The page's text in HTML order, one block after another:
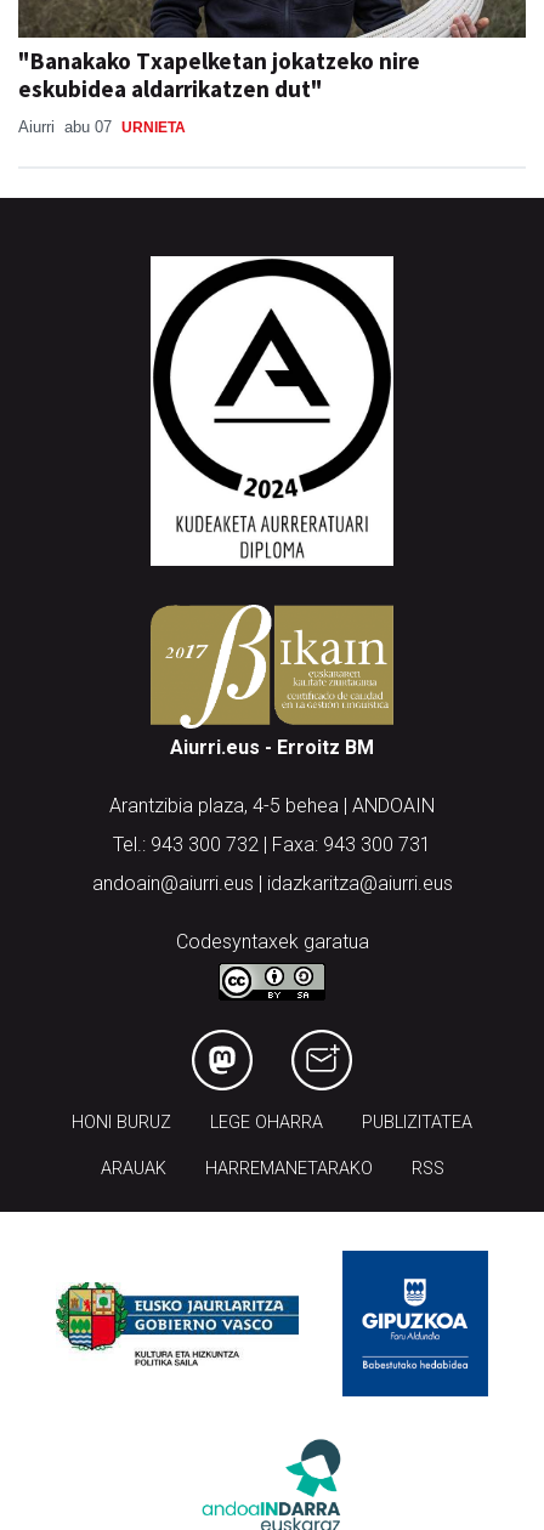
"Banakako Txapelketan jokatzeko nire
eskubidea aldarrikatzen dut"
Aiurri abu 07 URNIETA
Aiurri.eus - Erroitz BM
Arantzibia plaza, 4-5 behea | ANDOAIN
Tel.: 943 300 732 | Faxa: 943 300 731
andoain@aiurri.eus | idazkaritza@aiurri.eus
Codesyntaxek garatua
HONI BURUZ LEGE OHARRA PUBLIZITATEA
ARAUAK HARREMANETARAKO RSS